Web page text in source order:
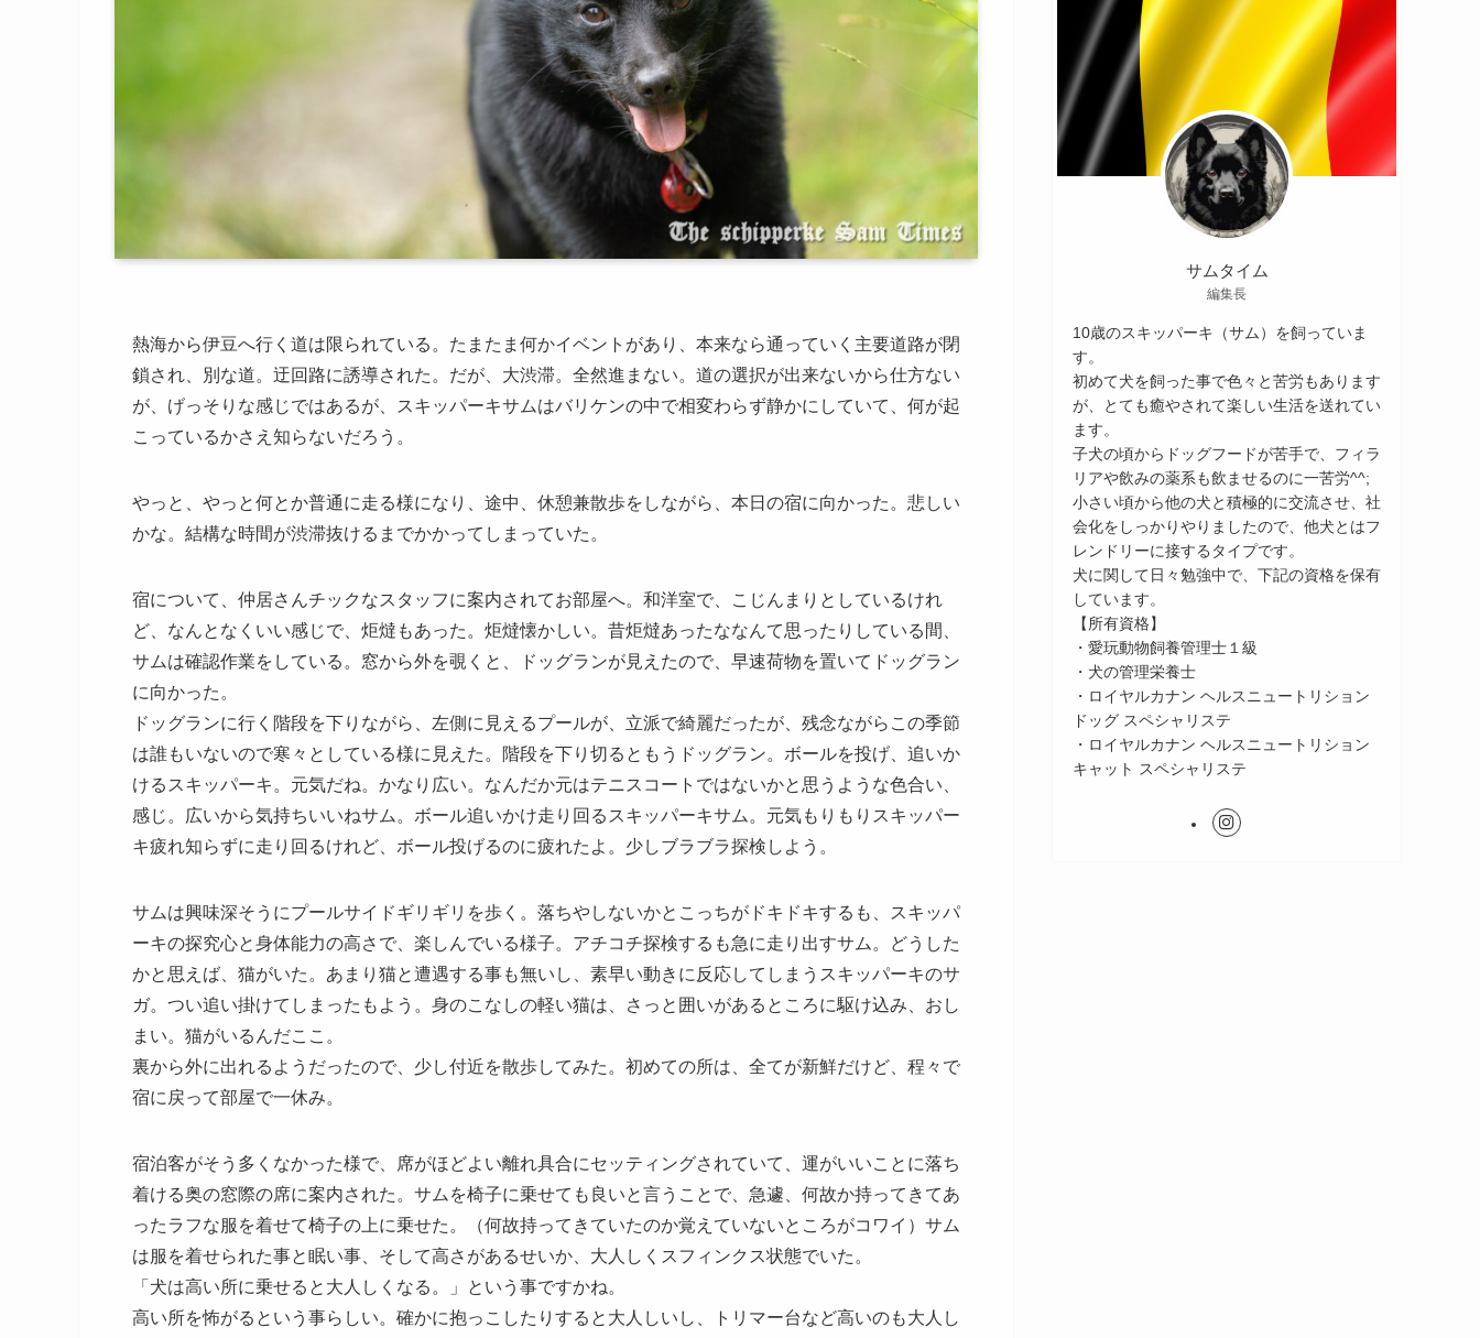
熱海から伊豆へ行く道は限られている。たまたま何かイベントがあり、本来なら通っていく主要道路が閉
鎖され、別な道。迂回路に誘導された。だが、大渋滞。全然進まない。道の選択が出来ないから仕方ない
が、げっそりな感じではあるが、スキッパーキサムはバリケンの中で相変わらず静かにしていて、何が起
こっているかさえ知らないだろう。
やっと、やっと何とか普通に走る様になり、途中、休憩兼散歩をしながら、本日の宿に向かった。悲しい
かな。結構な時間が渋滞抜けるまでかかってしまっていた。
宿について、仲居さんチックなスタッフに案内されてお部屋へ。和洋室で、こじんまりとしているけれ
ど、なんとなくいい感じで、炬燵もあった。炬燵懐かしい。昔炬燵あったななんて思ったりしている間、
サムは確認作業をしている。窓から外を覗くと、ドッグランが見えたので、早速荷物を置いてドッグラン
に向かった。
ドッグランに行く階段を下りながら、左側に見えるプールが、立派で綺麗だったが、残念ながらこの季節
は誰もいないので寒々としている様に見えた。階段を下り切るともうドッグラン。ボールを投げ、追いか
けるスキッパーキ。元気だね。かなり広い。なんだか元はテニスコートではないかと思うような色合い、
感じ。広いから気持ちいいねサム。ボール追いかけ走り回るスキッパーキサム。元気もりもりスキッパー
キ疲れ知らずに走り回るけれど、ボール投げるのに疲れたよ。少しブラブラ探検しよう。
サムは興味深そうにプールサイドギリギリを歩く。落ちやしないかとこっちがドキドキするも、スキッパ
ーキの探究心と身体能力の高さで、楽しんでいる様子。アチコチ探検するも急に走り出すサム。どうした
かと思えば、猫がいた。あまり猫と遭遇する事も無いし、素早い動きに反応してしまうスキッパーキのサ
ガ。つい追い掛けてしまったもよう。身のこなしの軽い猫は、さっと囲いがあるところに駆け込み、おし
まい。猫がいるんだここ。
裏から外に出れるようだったので、少し付近を散歩してみた。初めての所は、全てが新鮮だけど、程々で
宿に戻って部屋で一休み。
宿泊客がそう多くなかった様で、席がほどよい離れ具合にセッティングされていて、運がいいことに落ち
着ける奥の窓際の席に案内された。サムを椅子に乗せても良いと言うことで、急遽、何故か持ってきてあ
ったラフな服を着せて椅子の上に乗せた。（何故持ってきていたのか覚えていないところがコワイ）サム
は服を着せられた事と眠い事、そして高さがあるせいか、大人しくスフィンクス状態でいた。
「犬は高い所に乗せると大人しくなる。」という事ですかね。
高い所を怖がるという事らしい。確かに抱っこしたりすると大人しいし、トリマー台など高いのも大人し
サムタイム
編集長
10歳のスキッパーキ（サム）を飼っていま
す。
初めて犬を飼った事で色々と苦労もあります
が、とても癒やされて楽しい生活を送れてい
ます。
子犬の頃からドッグフードが苦手で、フィラ
リアや飲みの薬系も飲ませるのに一苦労^^;
小さい頃から他の犬と積極的に交流させ、社
会化をしっかりやりましたので、他犬とはフ
レンドリーに接するタイプです。
犬に関して日々勉強中で、下記の資格を保有
しています。
【所有資格】
・愛玩動物飼養管理士１級
・犬の管理栄養士
・ロイヤルカナン ヘルスニュートリション
ドッグ スペシャリステ
・ロイヤルカナン ヘルスニュートリション
キャット スペシャリステ